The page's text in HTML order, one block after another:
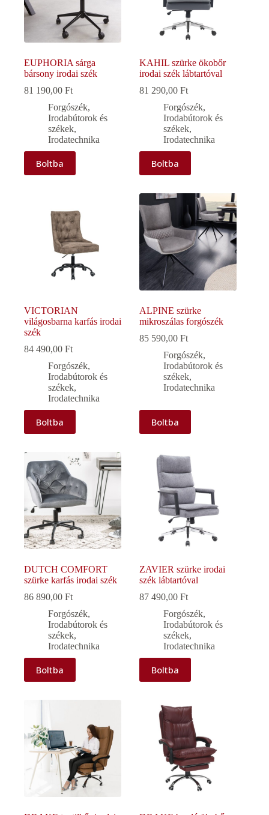
EUPHORIA sárga
bársony irodai szék
81 190,00 Ft
Forgószék,
Irodabútorok és
székek,
Irodatechnika
Boltba
KAHIL szürke ökobőr
irodai szék lábtartóval
81 290,00Ft
Forgószék,
Irodabútorok és
székek,
Irodatechnika
Boltba
VICTORIAN
világosbarna karfás irodai
szék
84 490,00 Ft
Forgószék,
Irodabútorok és
székek,
Irodatechnika
Boltba
ALPINE szürke
mikroszálas forgószék
85 590,00Ft
Forgószék,
Irodabútorok és
székek,
Irodatechnika
Boltba
DUTCH COMFORT
szürke karfás irodai szék
86 890,00 Ft
Forgószék,
Irodabútorok és
székek,
Irodatechnika
Boltba
ZAVIER szürke irodai
szék lábtartóval
87 490,00Ft
Forgószék,
Irodabútorok és
székek,
Irodatechnika
Boltba